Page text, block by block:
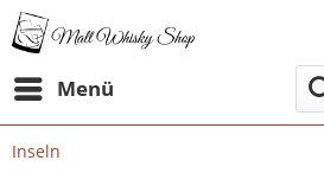
Menü
Inseln